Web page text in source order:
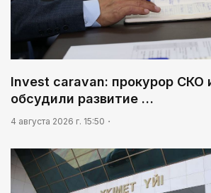
Invest caravan: прокурор СКО
обсудили развитие …
4 августа 2026 г. 15:50